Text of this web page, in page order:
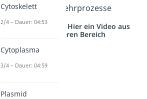
humorale Abwehrprozesse
Studyflix vernetzt: Hier ein Video aus
einem anderen Bereich
Cytoskelett
2/4 – Dauer: 04:53
Cytoplasma
3/4 – Dauer: 04:59
Plasmid